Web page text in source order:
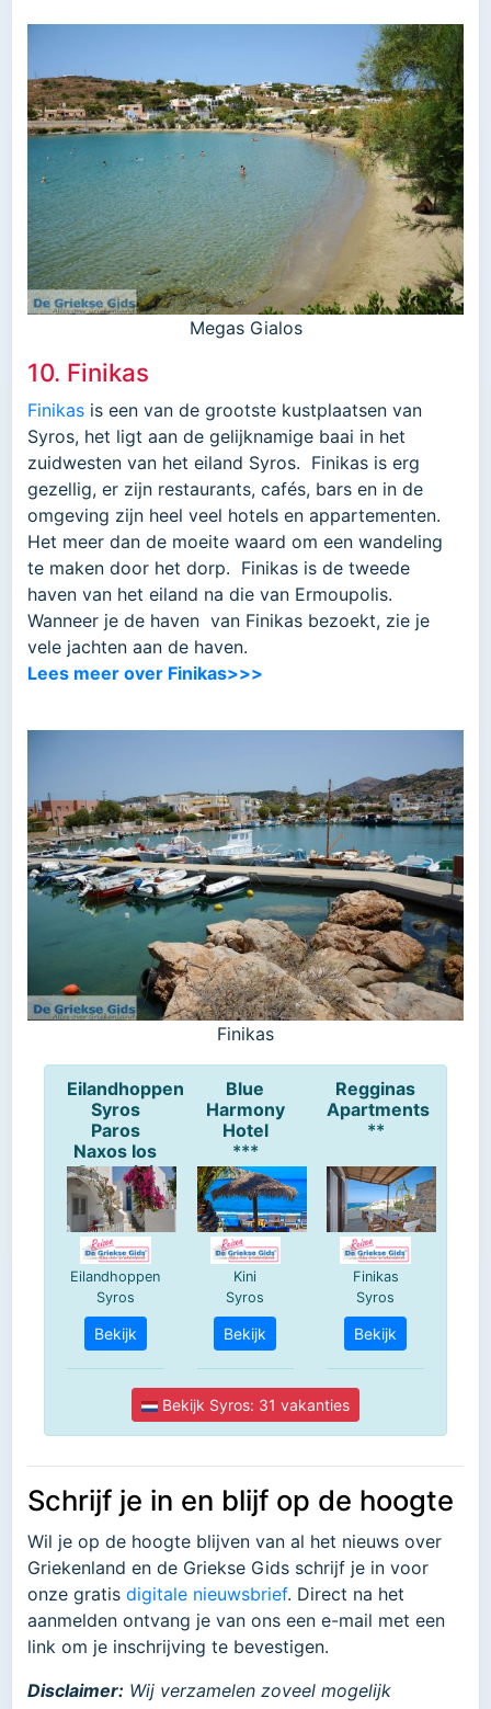
Megas Gialos
10. Finikas
Finikas is een van de grootste kustplaatsen van
Syros, het ligt aan de gelijknamige baai in het
zuidwesten van het eiland Syros. Finikas is erg
gezellig, er zijn restaurants, cafés, bars en in de
omgeving zijn heel veel hotels en appartementen.
Het meer dan de moeite waard om een wandeling
te maken door het dorp. Finikas is de tweede
haven van het eiland na die van Ermoupolis.
Wanneer je de haven van Finikas bezoekt, zie je
vele jachten aan de haven.
Lees meer over Finikas>>>
Finikas
Schrijf je in en blijf op de hoogte
Wil je op de hoogte blijven van al het nieuws over
Griekenland en de Griekse Gids schrijf je in voor
onze gratis digitale nieuwsbrief. Direct na het
aanmelden ontvang je van ons een e-mail met een
link om je inschrijving te bevestigen.
Disclaimer: Wij verzamelen zoveel mogelijk